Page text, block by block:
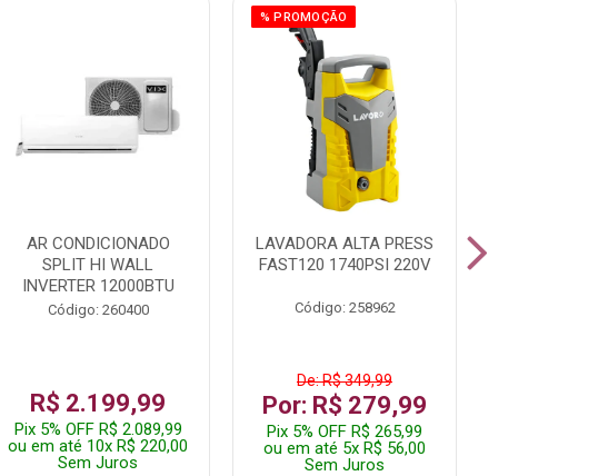
AR CONDICIONADO
SPLIT HI WALL
INVERTER 12000BTU
Código: 260400
R$ 2.199,99
Pix 5% OFF R$ 2.089,99
ou em até 10x R$ 220,00
Sem Juros
% PROMOÇÃO
LAVADORA ALTA PRESS
FAST120 1740PSI 220V
Código: 258962
De: R$ 349,99
Por: R$ 279,99
Pix 5% OFF R$ 265,99
ou em até 5x R$ 56,00
Sem Juros